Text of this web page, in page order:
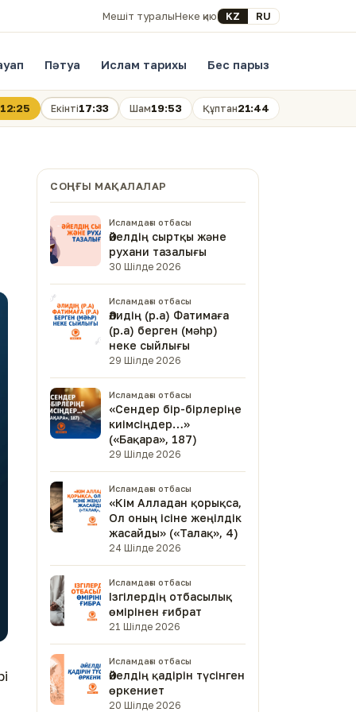
Мешіт туралыНеке қиюSelect your language
KZ RU
Пәтуа Ислам тарихы Бес парыз
12:25 Екінті17:33 Шам19:53 Құптан21:44
СОҢҒЫ МАҚАЛАЛАР
Исламдағы отбасы
Әйелдің сыртқы және
рухани тазалығы
30 Шілде 2026
Исламдағы отбасы
Әлидің (р.а) Фатимаға
(р.а) берген (мәһр)
неке сыйлығы
29 Шілде 2026
Исламдағы отбасы
«Сендер бір-бірлеріңе
киімсіңдер…»
(«Бақара», 187)
29 Шілде 2026
Исламдағы отбасы
«Кім Алладан қорықса,
Ол оның ісіне жеңілдік
жасайды» («Талақ», 4)
24 Шілде 2026
Исламдағы отбасы
Ізгілердің отбасылық
өмірінен ғибрат
21 Шілде 2026
Исламдағы отбасы
Әйелдің қадірін түсінген
өркениет
20 Шілде 2026